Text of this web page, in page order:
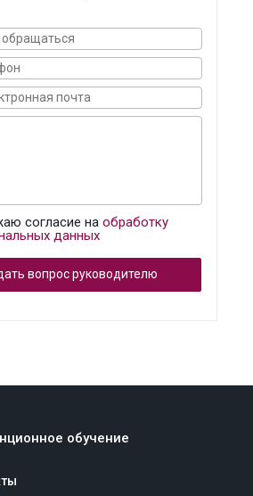
согласие на обработку
данных
вопрос руководителю
обучение